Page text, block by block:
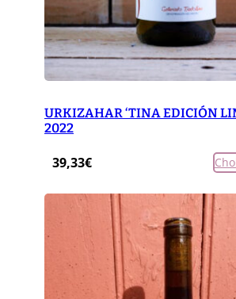
URKIZAHAR ‘TINA EDICIÓN
2022
39,33€